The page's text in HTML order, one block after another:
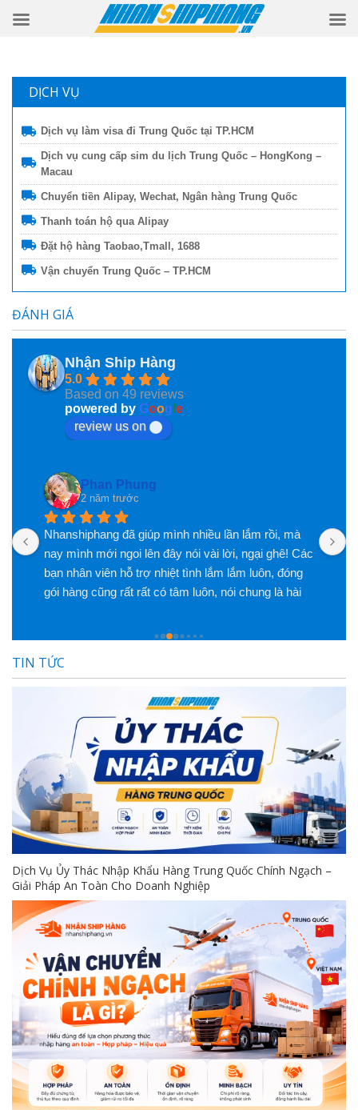
DỊCH VỤ
Dịch vụ làm visa đi Trung Quốc tại TP.HCM
Dịch vụ cung cấp sim du lịch Trung Quốc – HongKong –
Macau
Chuyển tiền Alipay, Wechat, Ngân hàng Trung Quốc
Thanh toán hộ qua Alipay
Đặt hộ hàng Taobao,Tmall, 1688
Vận chuyển Trung Quốc – TP.HCM
ĐÁNH GIÁ
Nhận Ship Hàng
5.0
Based on 49 reviews
powered by Goog e
review us on
Phan Phung
2 năm trước
Nhanshiphang đã giúp mình nhiều lần lắm rồi, mà
nay mình mới ngoi lên đây nói vài lời, ngại ghê! Các
bạn nhân viên hỗ trợ nhiệt tình lắm lắm luôn, đóng
gói hàng cũng rất rất có tâm luôn, nói chung là hài
TIN TỨC
Dịch Vụ Ủy Thác Nhập Khẩu Hàng Trung Quốc Chính Ngạch –
Giải Pháp An Toàn Cho Doanh Nghiệp